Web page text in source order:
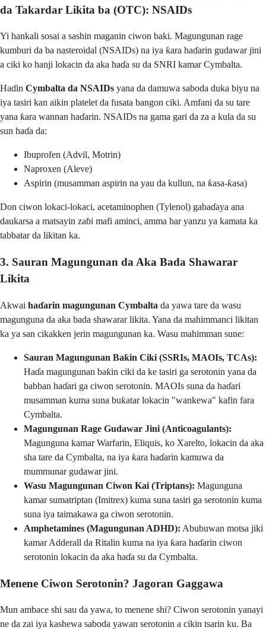
da Takardar Likita ba (OTC): NSAIDs
Yi hankali sosai a sashin maganin ciwon baki. Magungunan rage
kumburi da ba nasteroidal (NSAIDs) na iya ƙara haɗarin gudawar jini
a ciki ko hanji lokacin da aka haɗa su da SNRI kamar Cymbalta.
Haɗin Cymbalta da NSAIDs yana da damuwa saboda duka biyu na
iya tasiri kan aikin platelet da fusata bangon ciki. Amfani da su tare
yana ƙara wannan haɗarin. NSAIDs na gama gari da za a kula da su
sun haɗa da:
Ibuprofen (Advil, Motrin)
Naproxen (Aleve)
Aspirin (musamman aspirin na yau da kullun, na ƙasa-ƙasa)
Don ciwon lokaci-lokaci, acetaminophen (Tylenol) gabaɗaya ana
daukarsa a matsayin zaɓi mafi aminci, amma har yanzu ya kamata ka
tabbatar da likitan ka.
3. Sauran Magungunan da Aka Bada Shawarar
Likita
Akwai haɗarin magungunan Cymbalta da yawa tare da wasu
magunguna da aka bada shawarar likita. Yana da mahimmanci likitan
ka ya san cikakken jerin magungunan ka. Wasu mahimman sune:
Sauran Magungunan Baƙin Ciki (SSRIs, MAOIs, TCAs):
Haɗa magungunan baƙin ciki da ke tasiri ga serotonin yana da
babban haɗari ga ciwon serotonin. MAOIs suna da haɗari
musamman kuma suna buƙatar lokacin "wankewa" kafin fara
Cymbalta.
Magungunan Rage Gudawar Jini (Anticoagulants):
Magunguna kamar Warfarin, Eliquis, ko Xarelto, lokacin da aka
sha tare da Cymbalta, na iya ƙara haɗarin kamuwa da
mummunar gudawar jini.
Wasu Magungunan Ciwon Kai (Triptans): Magunguna
kamar sumatriptan (Imitrex) kuma suna tasiri ga serotonin kuma
suna iya taimakawa ga ciwon serotonin.
Amphetamines (Magungunan ADHD): Abubuwan motsa jiki
kamar Adderall da Ritalin kuma na iya ƙara haɗarin ciwon
serotonin lokacin da aka haɗa su da Cymbalta.
Menene Ciwon Serotonin? Jagoran Gaggawa
Mun ambace shi sau da yawa, to menene shi? Ciwon serotonin yanayi
ne da zai iya kashewa saboda yawan serotonin a cikin tsarin ku. Ba